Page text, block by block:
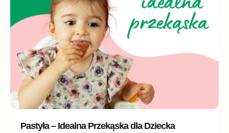
Pastyła – Idealna Przekąska dla Dziecka